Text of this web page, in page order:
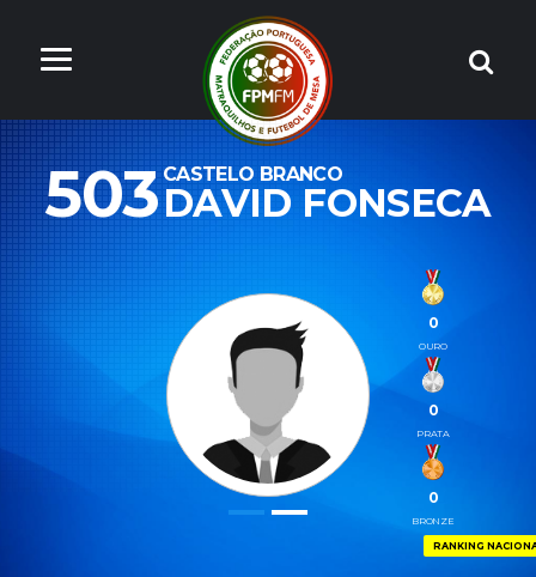
503 CASTELO BRANCO
DAVID FONSECA
0
OURO
0
PRATA
0
BRONZE
RANKING